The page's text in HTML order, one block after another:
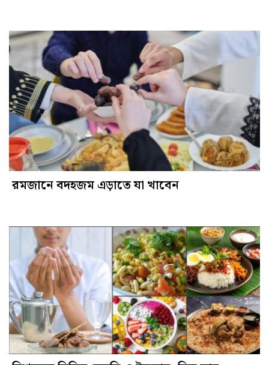
রমজানে বদহজম এড়াতে যা খাবেন